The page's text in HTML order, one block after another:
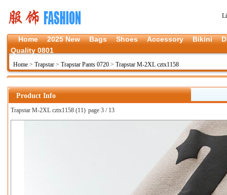
Home 2025 New Bags Shoes Accessory Bikini
Quality 0801
Home > Trapstar > Trapstar Pants 0720 > Trapstar M-2XL cztx1158
Product Info
Trapstar M-2XL cztx1158 (11) page 3 / 13
上一张